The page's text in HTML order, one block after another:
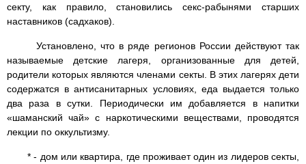
секту, как правило, становились секс-рабынями старших
наставников (садхаков).
Установлено, что в ряде регионов России действуют так
называемые детские лагеря, организованные для детей,
родители которых являются членами секты. В этих лагерях дети
содержатся в антисанитарных условиях, еда выдается только
два раза в сутки. Периодически им добавляется в напитки
«шаманский чай» с наркотическими веществами, проводятся
лекции по оккультизму.
* - дом или квартира, где проживает один из лидеров секты,